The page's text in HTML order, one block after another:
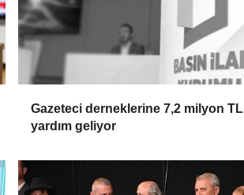
Gazeteci derneklerine 7,2 milyon TL
yardım geliyor